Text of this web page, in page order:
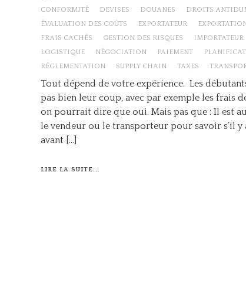
CONFORMITÉ
DEVISES DOUANES DROITS
ÉVALUATION DES COÛTS
EXPORTATEUR
FRAIS CACHÉS
GESTION DES RISQUES IMPORTATEUR
LOGISTIQUE
NÉGOCIATION PAIEMENT
RÉGLEMENTATION
SUPPLY CHAIN TAXES
Tout dépend de votre expérience. Les
pas bien leur coup, avec par exemple les frais
on pourrait dire que oui. Mais pas que : Il est
le vendeur ou le transporteur pour savoir s’il y
avant […]
LIRE LA SUITE...